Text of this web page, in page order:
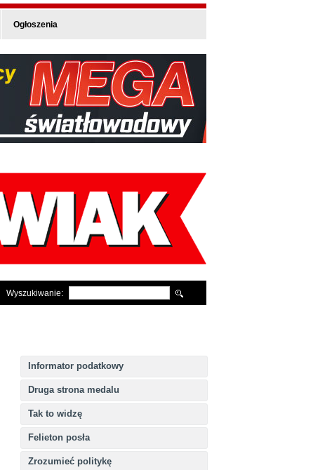
Ogłoszenia
Wyszukiwanie:
Informator podatkowy
Druga strona medalu
Tak to widzę
Felieton posła
Zrozumieć politykę